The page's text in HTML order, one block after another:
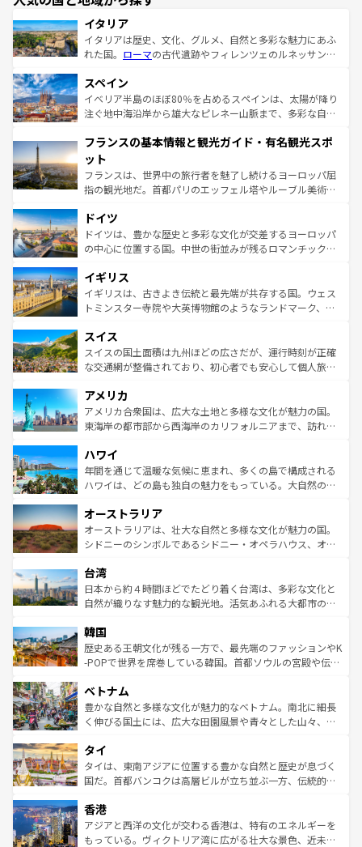
イタリア
イタリアは歴史、文化、グルメ、自然と多彩な魅力にあふ
れた国。 ローマの古代遺跡やフィレンツェのルネッサンス
ろん、トスカーナの美しい田園風景やアマルフィ海岸の絶
景など、自然景観も見逃せない。観光の合間には、本場の
ピザやパスタなど、絶品のイタリア料理を堪能することも
ませてくれるイタリアで、忘れられない旅をしてみよう！
なお、新着のイタリア情報は
しい。
スペイン
イベリア半島のほぼ80％を占めるスペインは、太陽が降り
注ぐ地中海沿岸から雄大なピレネー山脈まで、多彩な自然
文化が根付くこの国では、情熱的なフラメンコ、熱気あふ
れる闘牛、そして美味しいタパスが生活の一部となってい
る。首都マドリードの洗練された雰囲気や、バルセロナの
アートに溢れた街角から、地方では古代ローマ遺跡や中世
せる。地方によって風土や気候が異なるスペインはその個
性で訪れる人を魅了する。 なお、新着のスペイン情報は コ
ンテンツ一覧を参照してほしい。
フランスの基本情報と観光ガイド・有名観光スポ
ット
フランスは、世界中の旅行者を魅了し続けるヨーロッパ屈
指の観光地だ。首都パリのエッフェル塔やルーブル美術館
で、幅広い魅力が詰まっている。華麗な宮殿、歴史的な大
聖堂、美しいビーチ、そして豊かな自然が、訪れる者を心
から魅了する。また、フランスは美食の国としても知ら
いる。シャンパンの発祥地であるランス、プロヴァンスの
香り高いラベンダー畑など、多彩な楽しみ方が可能だ。さ
らに、パリ以外の地域にも魅力が溢れており、どの街角に
れる地方に足を運ぶとそれぞれで全く異なる文化を体験で
きるだろう。 なお、新着のフランス情報はコンテンツ一覧
を参照してほしい。
ドイツ
ドイツは、豊かな歴史と多彩な文化が交差するヨーロッパ
の中心に位置する国。中世の街並みが残るロマンチック街
顔を持つこの国は、どこを歩いても飽きることがない。ベ
ルリンの文化的活気、バイエルン州のアルプスの絶景、そ
してライン川沿いのワイン畑といった風景は必見。ビール
は、お酒好きな人にはぜひ体験してほしい。 なお、新着の
ドイツ情報はコンテンツ一覧を参照してほしい。
イギリス
イギリスは、古きよき伝統と最先端が共存する国。ウェス
トミンスター寺院や大英博物館のようなランドマーク、歴
リアごとに異なる魅力がある。また、優雅なアフタヌーン
ティー、ビール好きにはたまらない英国パブ、サッカー観
戦など、本場だからこそできる体験も豊富。イギリスを旅
ンツ一覧を参照してほしい。
スイス
スイスの国土面積は九州ほどの広さだが、運行時刻が正確
な交通網が整備されており、初心者でも安心して個人旅行
の建物がそのまま残る町や、スイスならではのユニークな
博物館もあり、アルプス観光だけでなく町歩きも満喫する
ことができる。国民の所得が高いため物価も高いが、旅行
ば市内交通費無料で観光を楽しむこともできる。 なお、新
着のスイス情報はコンテンツ一覧 を参照してほしい。
アメリカ
アメリカ合衆国は、広大な土地と多様な文化が魅力の国。
東海岸の都市部から西海岸のカリフォルニアまで、訪れる
のような巨大都市は、観光、ショッピング、エンターテイ
ンメントが詰まった刺激的なスポットだ。一方、アメリカ
西部には大自然が広がり、グランドキャニオンやイエロー
部のニューオーリンズでは、音楽と美食が融合した独特の
文化が魅力。旅行者はアメリカの各地域で異なる魅力を楽
しみながら、その多様性と豊かな歴史を感じることができ
ならではの贅沢な旅のスタイルだ。 なお、新着のアメリカ
情報はコンテンツ一覧を参照してほしい。
ハワイ
年間を通じて温暖な気候に恵まれ、多くの島で構成される
ハワイは、どの島も独自の魅力をもっている。大自然の神
ワイ島は見逃せない。また、定番の観光地といえばオアフ
島だが、静かな自然を求めるならマウイ島やカウアイ島が
おすすめ。エメラルドグリーンに輝く海をはじめ、豊かな
れるおもてなしの心で訪れる人々を迎えてくれるハワイの
人々、おいしいローカルフードやハワイアンミュージッ
ク、伝統的なフラダンスなど、すべてがハワイの魅力を彩
ワイを、存分に味わってほしい。 なお、新着のハワイ情報
はコンテンツ一覧を参照してほしい。
オーストラリア
オーストラリアは、壮大な自然と多様な文化が魅力の国。
シドニーのシンボルであるシドニー・オペラハウス、オー
リアリーフや大陸中央部にそびえるウルル（エアーズロッ
ク）、タスマニアの美しい原生林やケアンズの熱帯雨林な
ど、見どころがたくさん。また、カフェやワイン、オージ
いる。アクティビティも充実しており、サーフィンやダイ
ビング、ハイキングなど、アウトドア好きにはたまらな
い。オーストラリアの多彩な魅力を存分に味わいつくそ
参照してほしい。
台湾
日本から約４時間ほどでたどり着く台湾は、多彩な文化と
自然が織りなす魅力的な観光地。活気あふれる大都市の台
ン）、静ひつな山岳地帯である台湾東部など、都市の喧騒
と山間の静けさが共存しており、訪れる人に新しい発見と
驚きをもたらしてくれる。また、奥深い台湾の食文化も魅
容にもいいと評判のスイーツなど、バラエティ豊かな料理
が味わえる。 なお、新着の台湾情報は コンテンツ一覧を参
照してほしい。
韓国
歴史ある王朝文化が残る一方で、最先端のファッションやK
-POPで世界を席巻している韓国。首都ソウルの宮殿や伝統
き、地方に足を延ばせば四季折々の自然美を楽しむことが
できる。そして、キムチや焼肉、絶品のストリートフード
まで、さまざまな韓国料理が待っている。夜には、韓国な
リティに包まれながら、韓国の多彩な魅力を心ゆくまで味
わってみてほしい。 なお、新着の韓国情報はコンテンツ一
覧を参照してほしい。
ベトナム
豊かな自然と多様な文化が魅力的なベトナム。南北に細長
く伸びる国土には、広大な田園風景や青々とした山々、世
急速な発展と共に伝統が息づく。ハノイの古い町並みやホ
ーチミン市のフランス統治時代の建物も、独特の雰囲気を
醸し出している。また、バラエティの豊かさとおいしさで
とつ。フォーやバインミー、ベトナムコーヒーなどは、ぜ
ひ現地で味わいたい。どの地域を訪れてもあたたかい人々
が旅行者を迎えてくれるので、きっと忘れられない旅にな
タイ
タイは、東南アジアに位置する豊かな自然と歴史が息づく
国だ。首都バンコクは高層ビルが立ち並ぶ一方、伝統的な
の活気が交差している。北部ではチェンマイなどの山岳地
帯で自然と触れ合い、南部ではプーケットやクラビの美し
いビーチでリゾート気分を楽しむことができる。タイ料理
香港
アジアと西洋の文化が交わる香港は、特有のエネルギーを
もっている。ヴィクトリア湾に広がる壮大な景色、近未来